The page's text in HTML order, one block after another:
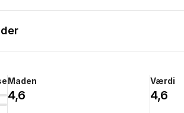
Maden
4,6
Værdi
4,6